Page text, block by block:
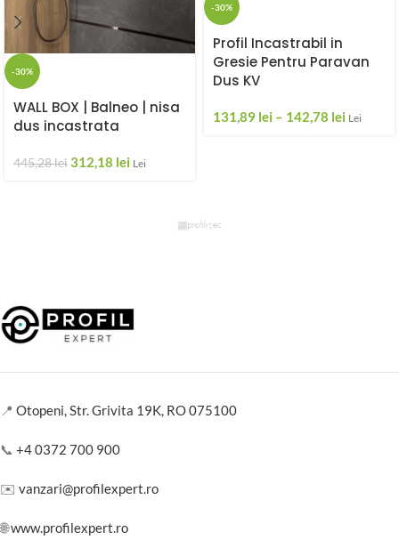
-30%
WALL BOX | Balneo | nisa
dus incastrata
445,28lei312,18 lei Lei
-30%
Profil Incastrabil in
Gresie Pentru Paravan
Dus KV
131,89 lei – 142,78 lei Lei
📍 Otopeni, Str. Grivita 19K, RO 075100
📞 +4 0372 700 900
✉️ vanzari@profilexpert.ro
🌐www.profilexpert.ro